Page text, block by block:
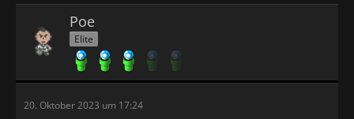
Poe
Elite
20. Oktober 2023 um 17:24